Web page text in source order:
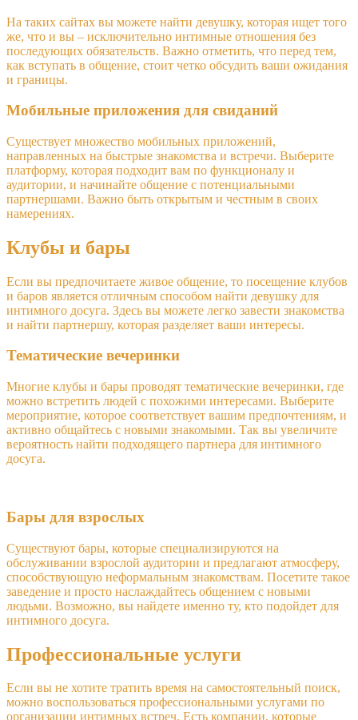
На таких сайтах вы можете найти девушку, которая ищет того
же, что и вы – исключительно интимные отношения без
последующих обязательств. Важно отметить, что перед тем,
как вступать в общение, стоит четко обсудить ваши ожидания
и границы.
Мобильные приложения для свиданий
Существует множество мобильных приложений,
направленных на быстрые знакомства и встречи. Выберите
платформу, которая подходит вам по функционалу и
аудитории, и начинайте общение с потенциальными
партнершами. Важно быть открытым и честным в своих
намерениях.
Клубы и бары
Если вы предпочитаете живое общение, то посещение клубов
и баров является отличным способом найти девушку для
интимного досуга. Здесь вы можете легко завести знакомства
и найти партнершу, которая разделяет ваши интересы.
Тематические вечеринки
Многие клубы и бары проводят тематические вечеринки, где
можно встретить людей с похожими интересами. Выберите
мероприятие, которое соответствует вашим предпочтениям, и
активно общайтесь с новыми знакомыми. Так вы увеличите
вероятность найти подходящего партнера для интимного
досуга.
Бары для взрослых
Существуют бары, которые специализируются на
обслуживании взрослой аудитории и предлагают атмосферу,
способствующую неформальным знакомствам. Посетите такое
заведение и просто наслаждайтесь общением с новыми
людьми. Возможно, вы найдете именно ту, кто подойдет для
интимного досуга.
Профессиональные услуги
Если вы не хотите тратить время на самостоятельный поиск,
можно воспользоваться профессиональными услугами по
организации интимных встреч. Есть компании, которые